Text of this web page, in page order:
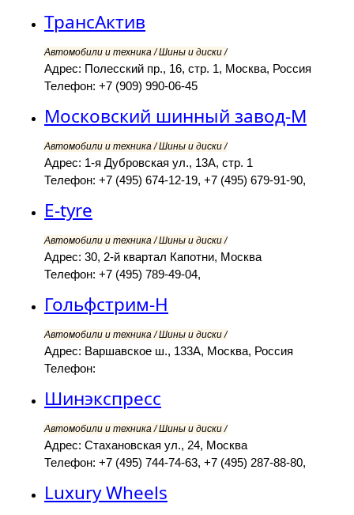
ТрансАктив
Автомобили и техника / Шины и диски /
Адрес: Полесский пр., 16, стр. 1, Москва, Россия
Телефон: +7 (909) 990-06-45
Московский шинный завод-М
Автомобили и техника / Шины и диски /
Адрес: 1-я Дубровская ул., 13А, стр. 1
Телефон: +7 (495) 674-12-19, +7 (495) 679-91-90,
E-tyre
Автомобили и техника / Шины и диски /
Адрес: 30, 2-й квартал Капотни, Москва
Телефон: +7 (495) 789-49-04,
Гольфстрим-Н
Автомобили и техника / Шины и диски /
Адрес: Варшавское ш., 133А, Москва, Россия
Телефон:
Шинэкспресс
Автомобили и техника / Шины и диски /
Адрес: Стахановская ул., 24, Москва
Телефон: +7 (495) 744-74-63, +7 (495) 287-88-80,
Luxury Wheels